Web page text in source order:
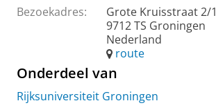
Bezoekadres:
Grote Kruisstraat 2/1
9712 TS Groningen
Nederland
route
Onderdeel van
Rijksuniversiteit Groningen